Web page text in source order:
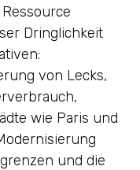
Dringlichkeit
von Lecks,
wie Paris und
und die